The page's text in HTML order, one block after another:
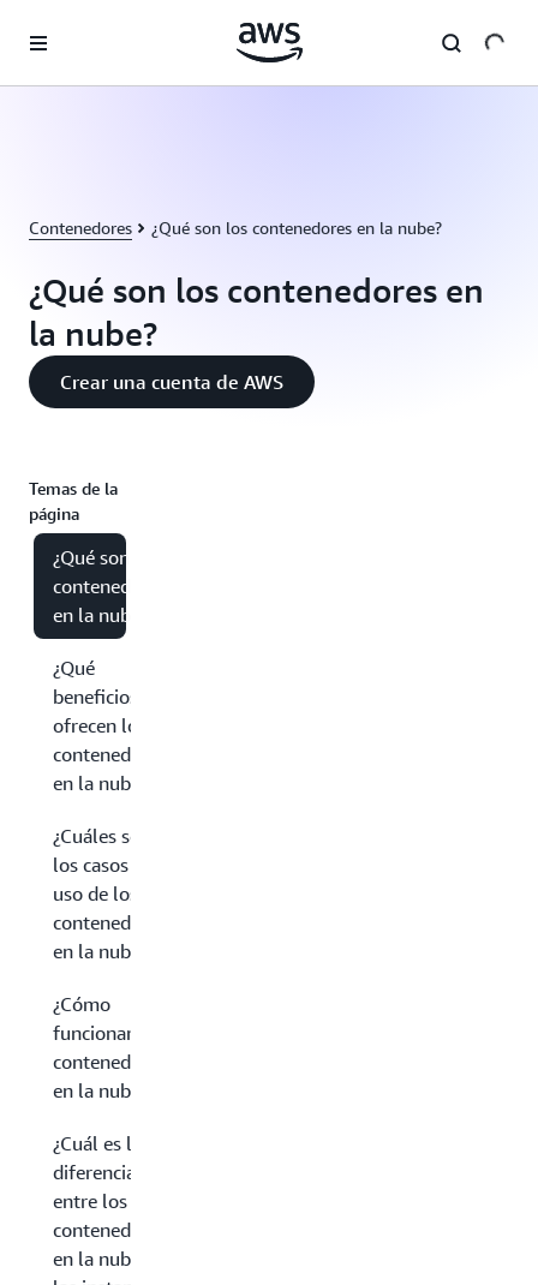
Contenedores ¿Qué son los contenedores en la nube?
¿Qué son los contenedores en
la nube?
Crear una cuenta de AWS
Temas de la
página
¿Qué son los
contenedores
en la nube?
¿Qué
beneficios
ofrecen los
contenedores
en la nube?
¿Cuáles son
los casos de
uso de los
contenedores
en la nube?
¿Cómo
funcionan los
contenedores
en la nube?
¿Cuál es la
diferencia
entre los
contenedores
en la nube y